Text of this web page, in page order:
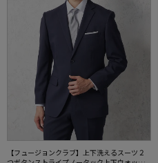
【フュージョンクラブ】上下洗えるスーツ２